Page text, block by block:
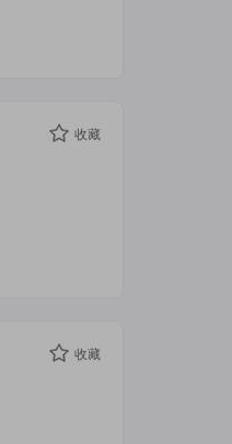
收藏
收藏